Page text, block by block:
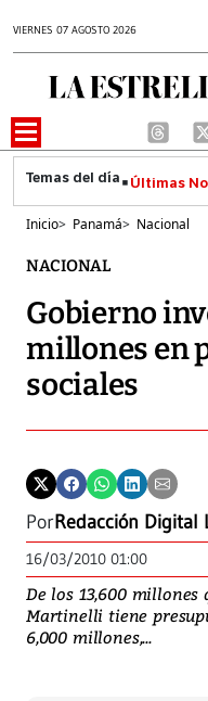
VIERNES 07 AGOSTO 2026
Últimas
Inicio> Panamá> Nacional
NACIONAL
Gobierno
millones en
sociales
PorRedacción Digital
16/03/2010 01:00
De los 13,600 millones
Martinelli tiene
6,000 millones,...